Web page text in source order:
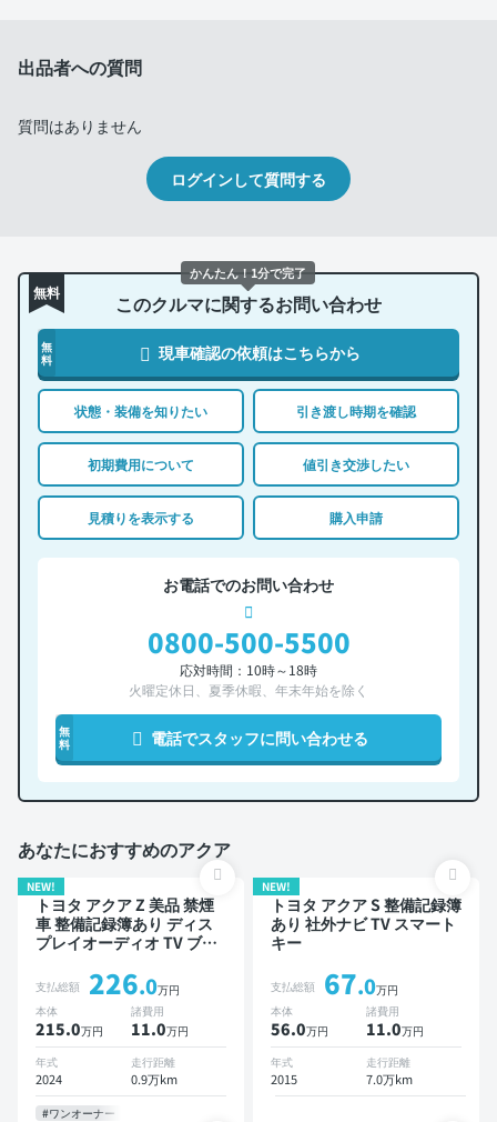
出品者への質問
質問はありません
ログインして質問する
無料 このクルマに関するお問い合わせ
無
料
現車確認の依頼はこちらから
状態・装備を知りたい 引き渡し時期を確認
初期費用について 値引き交渉したい
見積りを表示する 購入申請
お電話でのお問い合わせ
0800-500-5500
応対時間：10時～18時
火曜定休日、夏季休暇、年末年始を除く
無
料
電話でスタッフに問い合わせる
あなたにおすすめのアクア
NEW!
トヨタ アクア Z 美品 禁煙
車 整備記録簿あり ディス
プレイオーディオ TV ブラ
ートクルーズ スマートキー
ETC バックモニター 全方
位カメラ ドライブレコーダ
ー 衝突軽減
支払総額 226.0万円
本体
215.0万円
諸費用
11.0万円
年式
2024
走行距離
0.9万km
#ワンオーナー
NEW!
トヨタ アクア S 整備記録簿
あり 社外ナビ TV スマート
キー
支払総額 67.0万円
本体
56.0万円
諸費用
11.0万円
年式
2015
走行距離
7.0万km
かんたん！1分で完了